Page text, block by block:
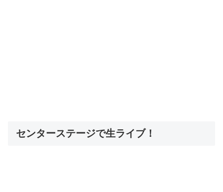
センターステージで生ライブ！